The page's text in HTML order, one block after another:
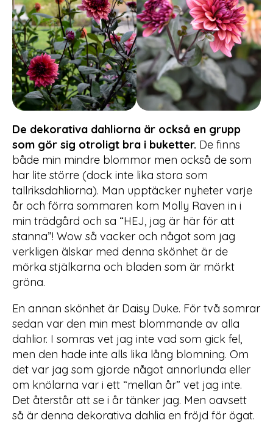
De dekorativa dahliorna är också en grupp
som gör sig otroligt bra i buketter. De finns
både min mindre blommor men också de som
har lite större (dock inte lika stora som
tallriksdahliorna). Man upptäcker nyheter varje
år och förra sommaren kom Molly Raven in i
min trädgård och sa “HEJ, jag är här för att
stanna”! Wow så vacker och något som jag
verkligen älskar med denna skönhet är de
mörka stjälkarna och bladen som är mörkt
gröna.
En annan skönhet är Daisy Duke. För två somrar
sedan var den min mest blommande av alla
dahlior. I somras vet jag inte vad som gick fel,
men den hade inte alls lika lång blomning. Om
det var jag som gjorde något annorlunda eller
om knölarna var i ett “mellan år” vet jag inte.
Det återstår att se i år tänker jag. Men oavsett
så är denna dekorativa dahlia en fröjd för ögat.